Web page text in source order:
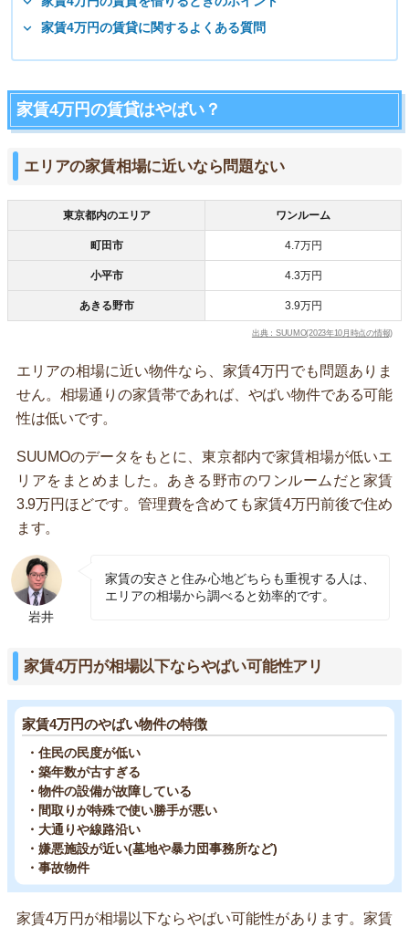
家賃4万円の賃貸に関するよくある質問
家賃4万円の賃貸はやばい？
エリアの家賃相場に近いなら問題ない
東京都内のエリア ワンルーム
町田市 4.7万円
小平市 4.3万円
あきる野市 3.9万円
出典：SUUMO(2023年10月時点の情報)
エリアの相場に近い物件なら、家賃4万円でも問題ありま
せん。相場通りの家賃帯であれば、やばい物件である可能
性は低いです。
SUUMOのデータをもとに、東京都内で家賃相場が低いエ
リアをまとめました。あきる野市のワンルームだと家賃
3.9万円ほどです。管理費を含めても家賃4万円前後で住め
ます。
岩井
家賃の安さと住み心地どちらも重視する人は、
エリアの相場から調べると効率的です。
家賃4万円が相場以下ならやばい可能性アリ
家賃4万円のやばい物件の特徴
・住民の民度が低い
・築年数が古すぎる
・物件の設備が故障している
・間取りが特殊で使い勝手が悪い
・大通りや線路沿い
・嫌悪施設が近い(墓地や暴力団事務所など)
・事故物件
家賃4万円が相場以下ならやばい可能性があります。家賃